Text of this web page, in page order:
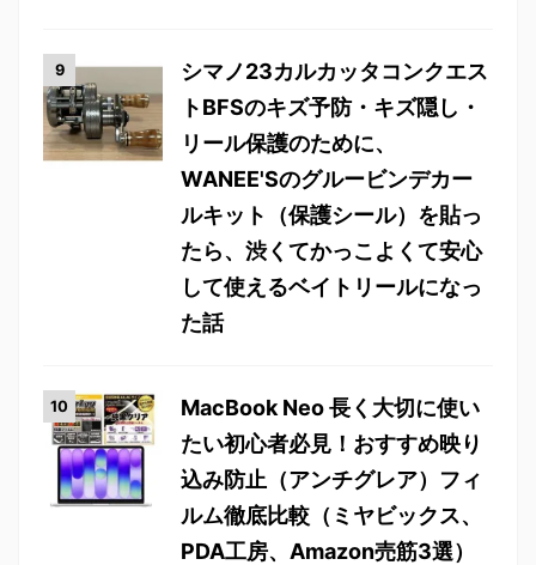
シマノ23カルカッタコンクエス
トBFSのキズ予防・キズ隠し・
リール保護のために、
WANEE'Sのグルービンデカー
ルキット（保護シール）を貼っ
たら、渋くてかっこよくて安心
して使えるベイトリールになっ
た話
MacBook Neo 長く大切に使い
たい初心者必見！おすすめ映り
込み防止（アンチグレア）フィ
ルム徹底比較（ミヤビックス、
PDA工房、Amazon売筋3選）